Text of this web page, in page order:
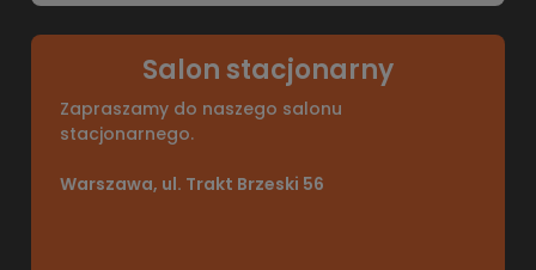
Salon stacjonarny
Zapraszamy do naszego salonu
stacjonarnego.
Warszawa, ul. Trakt Brzeski 56